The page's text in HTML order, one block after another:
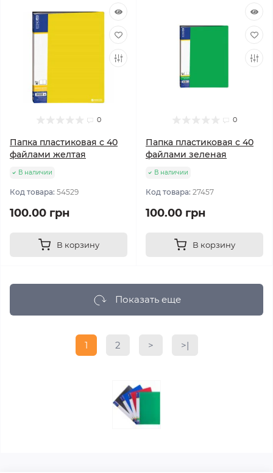
0
Папка пластиковая с 40
файлами желтая
В наличии
Код товара: 54529
100.00 грн
В корзину
0
Папка пластиковая с 40
файлами зеленая
В наличии
Код товара: 27457
100.00 грн
В корзину
Показать еще
1 2 > >|